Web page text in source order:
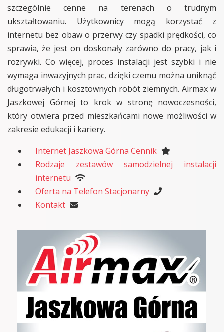
szczególnie cenne na terenach o trudnym
ukształtowaniu. Użytkownicy mogą korzystać z
internetu bez obaw o przerwy czy spadki prędkości, co
sprawia, że jest on doskonały zarówno do pracy, jak i
rozrywki. Co więcej, proces instalacji jest szybki i nie
wymaga inwazyjnych prac, dzięki czemu można uniknąć
długotrwałych i kosztownych robót ziemnych. Airmax w
Jaszkowej Górnej to krok w stronę nowoczesności,
który otwiera przed mieszkańcami nowe możliwości w
zakresie edukacji i kariery.
Internet Jaszkowa Górna Cennik
Rodzaje zestawów samodzielnej instalacji
internetu
Oferta na Telefon Stacjonarny
Kontakt